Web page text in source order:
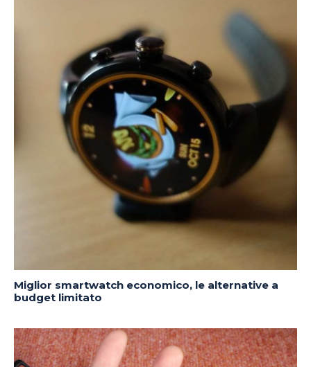
Miglior smartwatch economico, le alternative a
budget limitato